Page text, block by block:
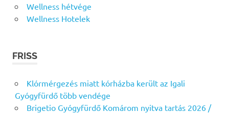
Wellness hétvége
Wellness Hotelek
FRISS
Klórmérgezés miatt kórházba került az Igali
Gyógyfürdő több vendége
Brigetio Gyógyfürdő Komárom nyitva tartás 2026 /